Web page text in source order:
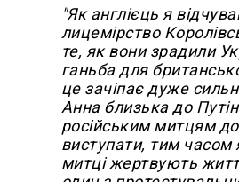
"Як англієць я
лицемірство
те, як вони зрадили
ганьба для
це зачіпає дуже
Анна близька до
російським митцям
виступати, тим часом
митці жертвують